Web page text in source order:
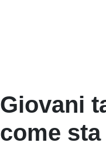
Giovani
come